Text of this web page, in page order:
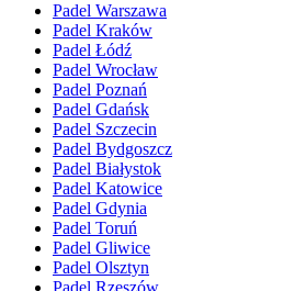
Padel Warszawa
Padel Kraków
Padel Łódź
Padel Wrocław
Padel Poznań
Padel Gdańsk
Padel Szczecin
Padel Bydgoszcz
Padel Białystok
Padel Katowice
Padel Gdynia
Padel Toruń
Padel Gliwice
Padel Olsztyn
Padel Rzeszów